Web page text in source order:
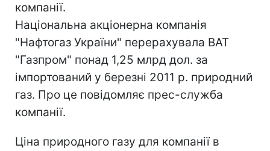
компанії.
Національна акціонерна компанія
"Нафтогаз України" перерахувала ВАТ
"Газпром" понад 1,25 млрд дол. за
імпортований у березні 2011 р. природний
газ. Про це повідомляє прес-служба
компанії.
Ціна природного газу для компанії в